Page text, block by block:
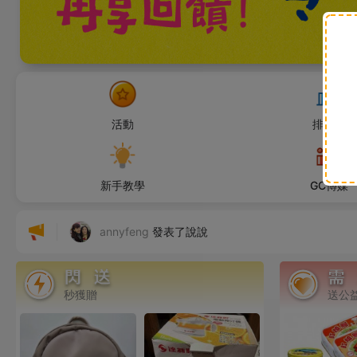
活動 排行榜
新手教學 GC傳媒
阿玄媽
🫐無遮 發佈了心意牆留言
annyfeng 發表了說說
WLCH 發佈了需求-徵求全新、二手的毛巾、浴巾、
發佈了禮物-資生堂 豪華級 嘉美艷容露N
秒獲贈 送公